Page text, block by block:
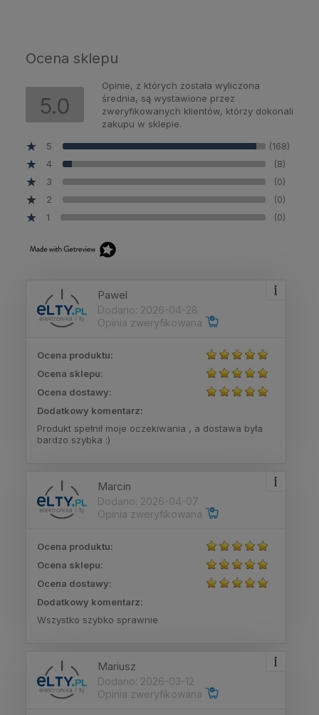
Ocena sklepu
5.0
Opinie, z których została wyliczona
średnia, są wystawione przez
zweryfikowanych klientów, którzy dokonali
zakupu w sklepie.
5
(168)
4 (8)
3 (0)
2 (0)
1 (0)
Pawel
Dodano: 2026-04-28
Opinia zweryfikowana
Ocena produktu:
Ocena sklepu:
Ocena dostawy:
Dodatkowy komentarz:
Produkt spełnił moje oczekiwania , a dostawa była
bardzo szybka :)
Marcin
Dodano: 2026-04-07
Opinia zweryfikowana
Ocena produktu:
Ocena sklepu:
Ocena dostawy:
Dodatkowy komentarz:
Wszystko szybko sprawnie
Mariusz
Dodano: 2026-03-12
Opinia zweryfikowana